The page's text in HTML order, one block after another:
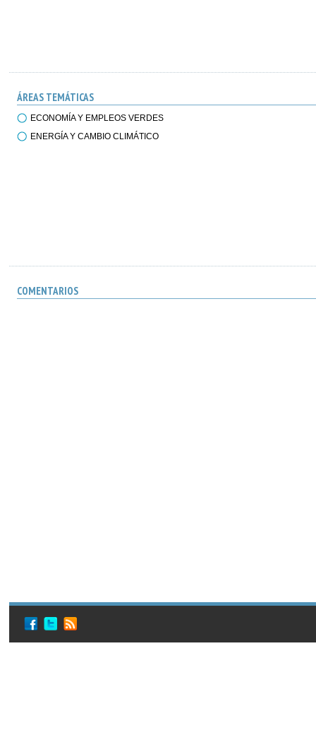
ÁREAS TEMÁTICAS
ECONOMÍA Y EMPLEOS VERDES
ENERGÍA Y CAMBIO CLIMÁTICO
COMENTARIOS